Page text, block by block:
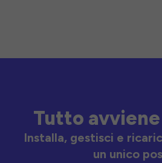
Tutto avviene
Installa, gestisci e
un unico